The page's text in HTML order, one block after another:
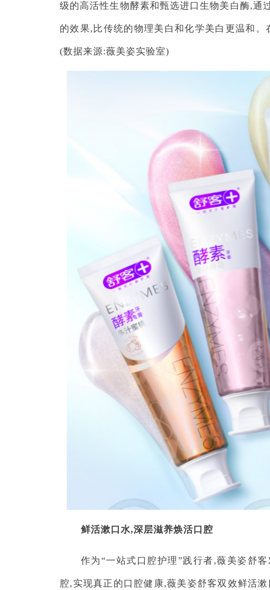
级的高活性生物酵素和甄选进口生物美白酶,通
的效果,比传统的物理美白和化学美白更温和。
(数据来源:薇美姿实验室)
鲜活漱口水,深层滋养焕活口腔
作为“一站式口腔护理”践行者,薇美姿舒
腔,实现真正的口腔健康,薇美姿舒客双效鲜活